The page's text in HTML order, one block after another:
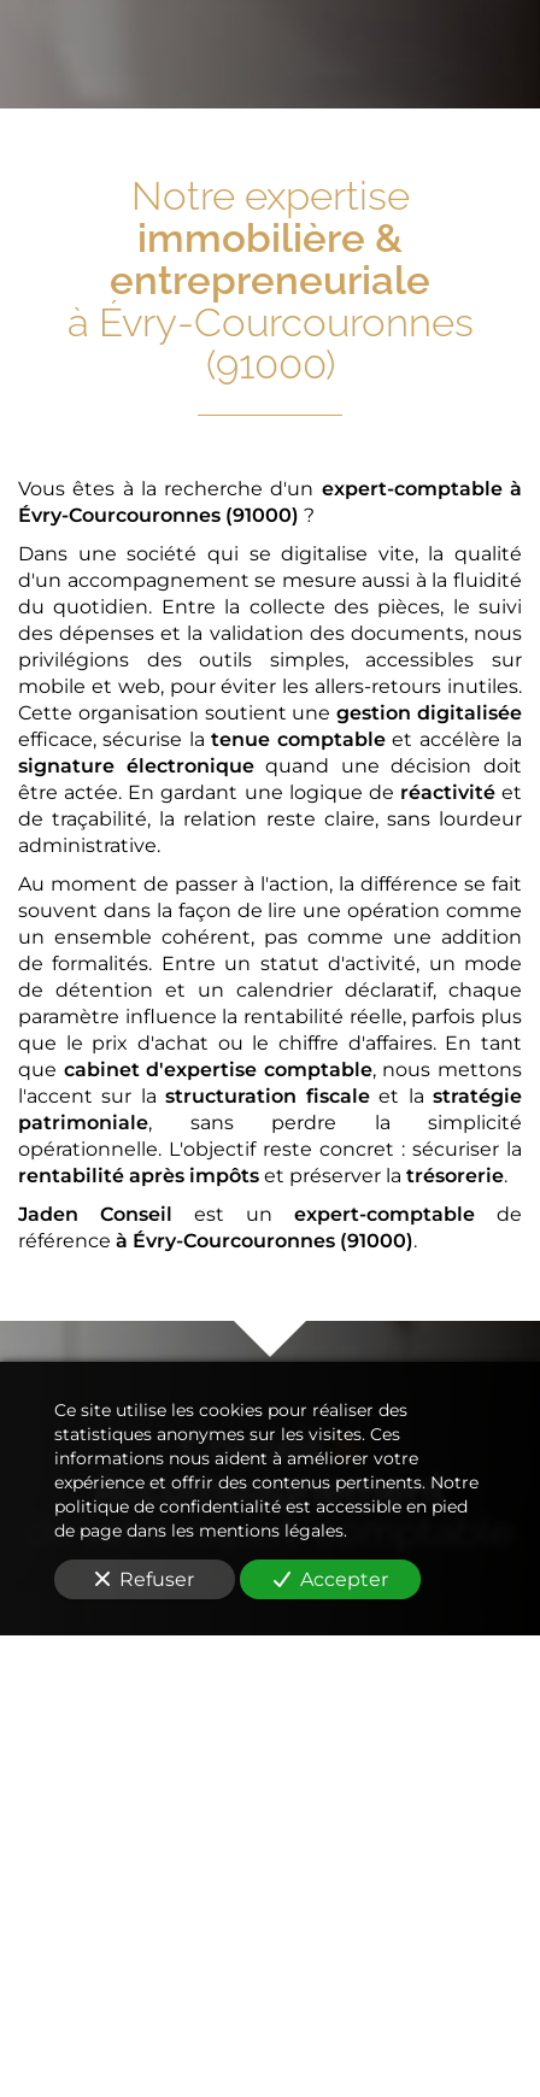
Notre expertise
immobilière &
entrepreneuriale
à Évry-Courcouronnes
(91000)
Vous êtes à la recherche d'un expert-comptable à
Évry-Courcouronnes (91000) ?
Dans une société qui se digitalise vite, la qualité
d'un accompagnement se mesure aussi à la fluidité
du quotidien. Entre la collecte des pièces, le suivi
des dépenses et la validation des documents, nous
privilégions des outils simples, accessibles sur
mobile et web, pour éviter les allers-retours inutiles.
Cette organisation soutient unegestion digitalisée
efficace, sécurise latenue comptableet accélère la
signature électroniquequand une décision doit
être actée. En gardant une logique de réactivitéet
de traçabilité, la relation reste claire, sans lourdeur
administrative.
Au moment de passer à l'action, la différence se fait
souvent dans la façon de lire une opération comme
un ensemble cohérent, pas comme une addition
de formalités. Entre un statut d'activité, un mode
de détention et un calendrier déclaratif, chaque
paramètre influence la rentabilité réelle, parfois plus
que le prix d'achat ou le chiffre d'affaires. En tant
que cabinet d'expertise comptable, nous mettons
l'accent sur lastructuration fiscaleet lastratégie
patrimoniale, sans perdre la simplicité
opérationnelle. L'objectif reste concret : sécuriser la
rentabilité après impôts et préserver la trésorerie.
Jaden Conseil est un expert-comptable de
référence à Évry-Courcouronnes (91000).
Conseil&
Accompagnement
de votreexpert-comptable
Ce site utilise les cookies pour réaliser des
statistiques anonymes sur les visites. Ces
informations nous aident à améliorer votre
expérience et offrir des contenus pertinents. Notre
politique de confidentialité est accessible en pied
de page dans les mentions légales.
Refuser Accepter